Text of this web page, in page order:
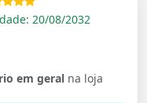
20/08/2032
em geral na loja